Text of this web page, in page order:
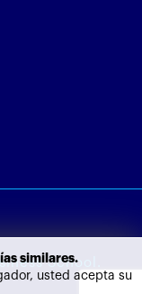
similares.
usted acepta su
School.